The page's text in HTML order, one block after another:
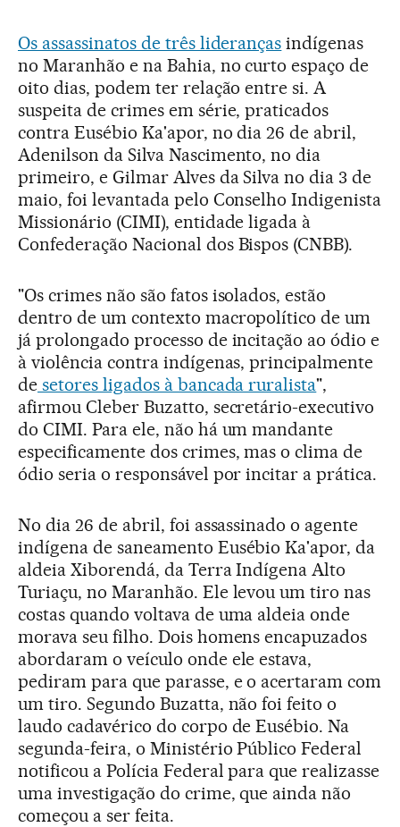
Os assassinatos de três lideranças indígenas
no Maranhão e na Bahia, no curto espaço de
oito dias, podem ter relação entre si. A
suspeita de crimes em série, praticados
contra Eusébio Ka'apor, no dia 26 de abril,
Adenilson da Silva Nascimento, no dia
primeiro, e Gilmar Alves da Silva no dia 3 de
maio, foi levantada pelo Conselho Indigenista
Missionário (CIMI), entidade ligada à
Confederação Nacional dos Bispos (CNBB).
"Os crimes não são fatos isolados, estão
dentro de um contexto macropolítico de um
já prolongado processo de incitação ao ódio e
à violência contra indígenas, principalmente
desetores ligados à bancada ruralista",
afirmou Cleber Buzatto, secretário-executivo
do CIMI. Para ele, não há um mandante
especificamente dos crimes, mas o clima de
ódio seria o responsável por incitar a prática.
No dia 26 de abril, foi assassinado o agente
indígena de saneamento Eusébio Ka'apor, da
aldeia Xiborendá, da Terra Indígena Alto
Turiaçu, no Maranhão. Ele levou um tiro nas
costas quando voltava de uma aldeia onde
morava seu filho. Dois homens encapuzados
abordaram o veículo onde ele estava,
pediram para que parasse, e o acertaram com
um tiro. Segundo Buzatta, não foi feito o
laudo cadavérico do corpo de Eusébio. Na
segunda-feira, o Ministério Público Federal
notificou a Polícia Federal para que realizasse
uma investigação do crime, que ainda não
começou a ser feita.